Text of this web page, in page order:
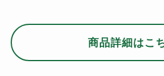
商品詳細はこ